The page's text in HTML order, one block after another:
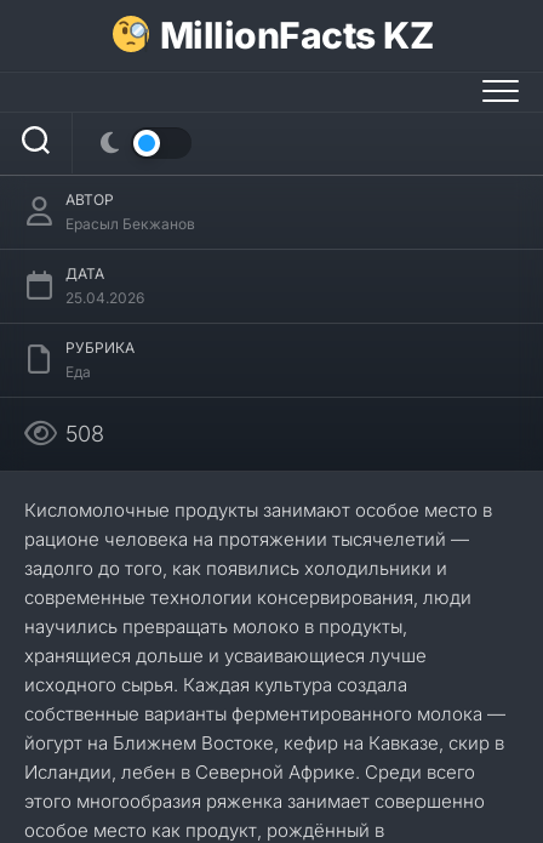
MillionFacts KZ
АВТОР
Ерасыл Бекжанов
ДАТА
25.04.2026
РУБРИКА
Еда
508
Кисломолочные продукты занимают особое место в
рационе человека на протяжении тысячелетий —
задолго до того, как появились холодильники и
современные технологии консервирования, люди
научились превращать молоко в продукты,
хранящиеся дольше и усваивающиеся лучше
исходного сырья. Каждая культура создала
собственные варианты ферментированного молока —
йогурт на Ближнем Востоке, кефир на Кавказе, скир в
Исландии, лебен в Северной Африке. Среди всего
этого многообразия ряженка занимает совершенно
особое место как продукт, рождённый в